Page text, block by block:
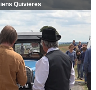
Quivieres